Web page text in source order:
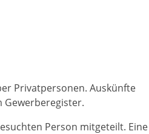
Privatpersonen. Auskünfte
Gewerberegister.
Person mitgeteilt. Eine